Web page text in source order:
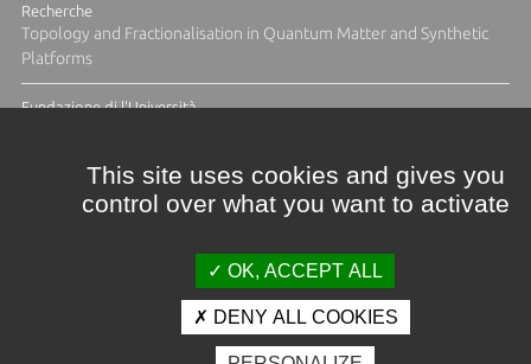
Recherche
Topology and Fractionalisation in Quantum Matter and Synthetic
Platforms
Fundazione di l'Università
Crédits et mentions légales
This site uses cookies and gives you
control over what you want to activate
OK, ACCEPT ALL
DENY ALL COOKIES